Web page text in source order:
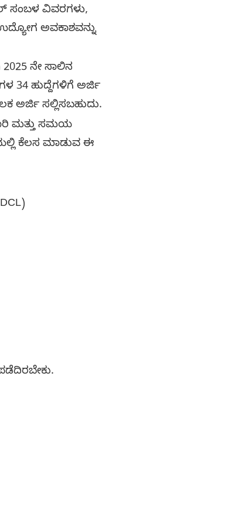
ಸಂಬಳ ವಿವರಗಳು,
ಅವಕಾಶವನ್ನು
ನೇ ಸಾಲಿನ
34 ಹುದ್ದೆಗಳಿಗೆ ಅರ್ಜಿ
ಅರ್ಜಿ ಸಲ್ಲಿಸಬಹುದು.
ಮತ್ತು ಸಮಯ
ಕೆಲಸ ಮಾಡುವ ಈ